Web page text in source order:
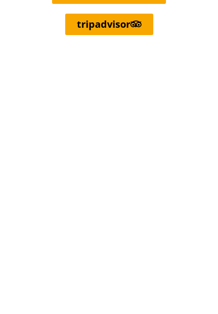
tripadvisor